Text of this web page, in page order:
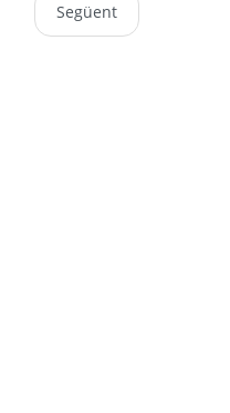
Següent